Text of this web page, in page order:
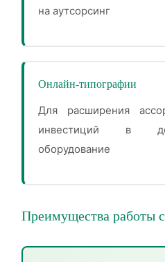
на аутсорсинг
Онлайн-типографии
Для расширения
инвестиций в
оборудование
Преимущества работы